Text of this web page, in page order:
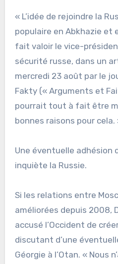
« L’idée de rejoindre la
populaire en Abkhazie et
fait valoir le vice-
sécurité russe, dans un
mercredi 23 août par le
Fakty (« Arguments et
pourrait tout à fait être
bonnes raisons pour cela.
Une éventuelle adhésion
inquiète la Russie.
Si les relations entre
améliorées depuis 2008,
accusé l’Occident de
discutant d’une
Géorgie à l’Otan. « Nous